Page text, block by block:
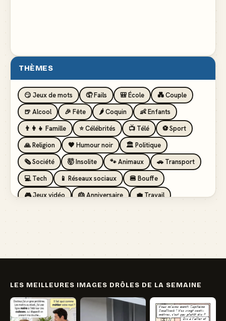
THÈMES
😏 Jeux de mots 🤦 Fails 🎒 École
💑 Couple
🍺 Alcool
🎉 Fête 🌶️ Coquin
👶 Enfants
👨‍👩‍👧 Famille
⭐ Célébrités 📺 Télé
⚽ Sport
🙏 Religion
🖤 Humour noir
🏛️ Politique
🗞️ Société
🤯 Insolite 🐾 Animaux
🚗 Transport
💻 Tech
📱 Réseaux sociaux
🍔 Bouffe
🎮 Jeux vidéo
🎂 Anniversaire
💼 Travail
LES MEILLEURES IMAGES DRÔLES DE LA SEMAINE